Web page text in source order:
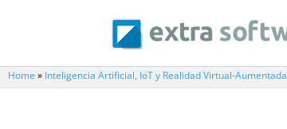
Home » Inteligencia Artificial, IoT y Realidad Virtual-Aumentada